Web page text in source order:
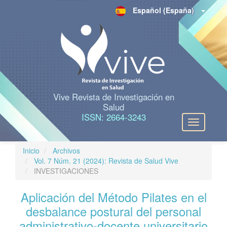
n
r
n
C
Español (España)
Vive Revista de Investigación en
Salud
ISSN: 2664-3243
Toggle
navigation
Inicio
Archivos
Vol. 7 Núm. 21 (2024): Revista de Salud Vive
INVESTIGACIONES
Aplicación del Método Pilates en el
desbalance postural del personal